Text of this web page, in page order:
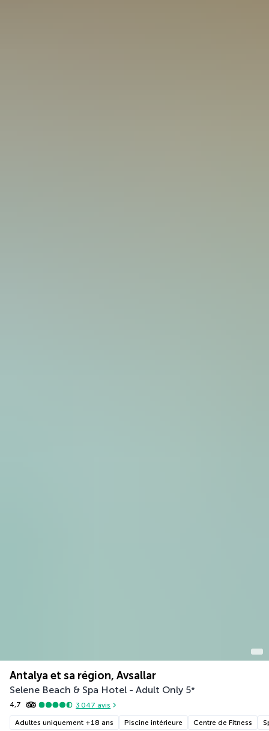
Antalya et sa région, Avsallar
Selene Beach & Spa Hotel - Adult Only 5*
4,7 3 047 avis
Adultes uniquement +18 ans Piscine intérieure Centre de Fitness